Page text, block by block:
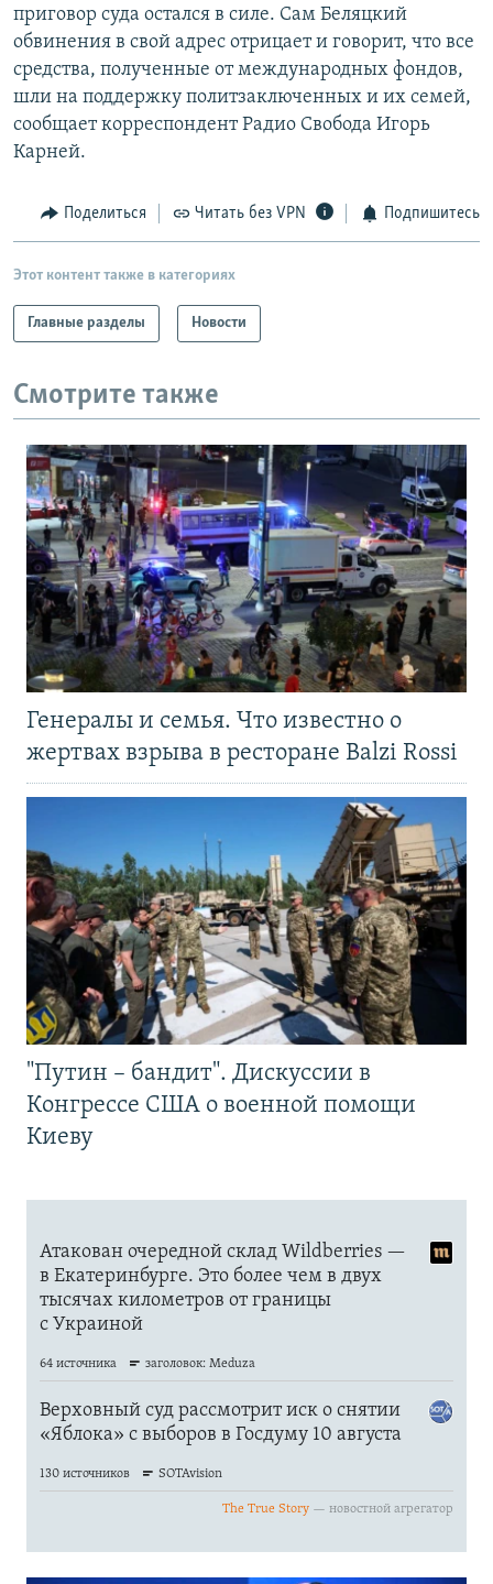
приговор суда остался в силе. Сам Беляцкий
обвинения в свой адрес отрицает и говорит, что все
средства, полученные от международных фондов,
шли на поддержку политзаключенных и их семей,
сообщает корреспондент Радио Свобода Игорь
Карней.
Поделиться Читать без VPN Подпишитесь
Этот контент также в категориях
Главные разделы Новости
Смотрите также
Генералы и семья. Что известно о
жертвах взрыва в ресторане Balzi Rossi
"Путин – бандит". Дискуссии в
Конгрессе США о военной помощи
Киеву